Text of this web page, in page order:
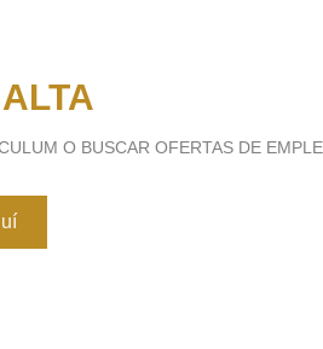
O BUSCAR OFERTAS DE